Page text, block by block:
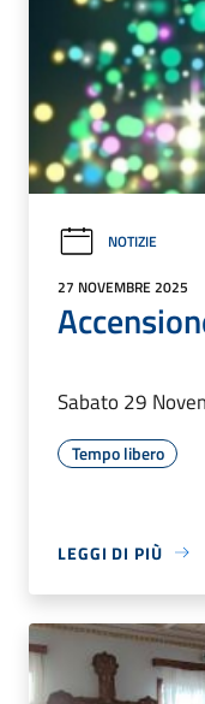
NOTIZIE
27 NOVEMBRE 2025
Sabato 29
Tempo libero
LEGGI DI PIÙ